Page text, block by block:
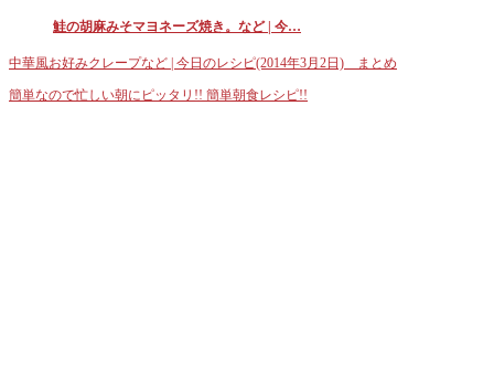
鮭の胡麻みそマヨネーズ焼き。など | 今…
中華風お好みクレープなど | 今日のレシピ(2014年3月2日) まとめ
簡単なので忙しい朝にピッタリ!! 簡単朝食レシピ!!